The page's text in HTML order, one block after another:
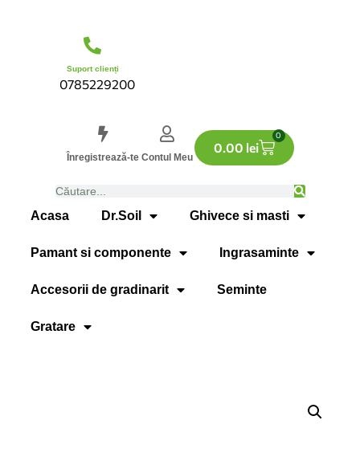
Suport clienți
0785229200
Înregistrează-te Contul Meu
0.00 lei
0
Acasa Dr.Soil Ghivece si masti
Pamant si componente Ingrasaminte
Accesorii de gradinarit Seminte
Gratare